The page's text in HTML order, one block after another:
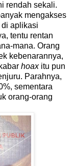
rendah sekali.
mengakses
aplikasi
tentu rentan
mana. Orang
kebenarannya,
hoax itu pun
Parahnya,
sementara
orang-orang